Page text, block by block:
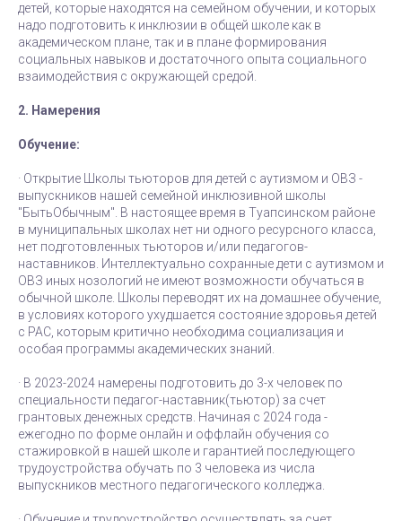
детей, которые находятся на семейном обучении, и которых
надо подготовить к инклюзии в общей школе как в
академическом плане, так и в плане формирования
социальных навыков и достаточного опыта социального
взаимодействия с окружающей средой.
2. Намерения
Обучение:
· Открытие Школы тьюторов для детей с аутизмом и ОВЗ -
выпускников нашей семейной инклюзивной школы
"БытьОбычным". В настоящее время в Туапсинском районе
в муниципальных школах нет ни одного ресурсного класса,
нет подготовленных тьюторов и/или педагогов-
наставников. Интеллектуально сохранные дети с аутизмом и
ОВЗ иных нозологий не имеют возможности обучаться в
обычной школе. Школы переводят их на домашнее обучение,
в условиях которого ухудшается состояние здоровья детей
с РАС, которым критично необходима социализация и
особая программы академических знаний.
· В 2023-2024 намерены подготовить до 3-х человек по
специальности педагог-наставник(тьютор) за счет
грантовых денежных средств. Начиная с 2024 года -
ежегодно по форме онлайн и оффлайн обучения со
стажировкой в нашей школе и гарантией последующего
трудоустройства обучать по 3 человека из числа
выпускников местного педагогического колледжа.